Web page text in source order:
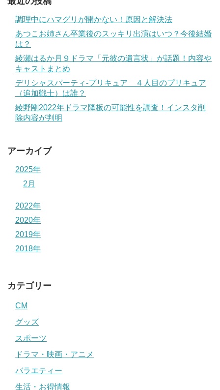
調理中にハマグリが開かない！原因と解決法
あつこお姉さん卒業後のスッキリ出演はいつ？今後結婚
は？
綾瀬はるか月９ドラマ「元彼の遺言状」が話題！内容や
キャストまとめ
デリシャスパーティ-プリキュア ４人目のプリキュア
（追加戦士）は誰？
綾野剛2022年ドラマ降板の可能性を調査！インスタ削
除内容が判明
アーカイブ
2025年
2月
2022年
2020年
2019年
2018年
カテゴリー
CM
グッズ
スポーツ
ドラマ・映画・アニメ
バラエティー
生活・お得情報